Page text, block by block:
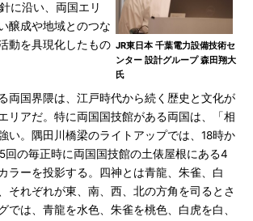
JR東日本 千葉電力設備技術セ
ンター 設計グループ 森田翔大
氏
に沿い、両国エリ
醸成や地域とのつな
動を具現化したもの
両国界隈は、江戸時代から続く歴史と文化が
リアだ。特に両国国技館がある両国は、「相
い。隅田川橋梁のライトアップでは、18時か
回の毎正時に両国国技館の土俵屋根にある4
ラーを投影する。四神とは青龍、朱雀、白
それぞれが東、南、西、北の方角を司るとさ
では、青龍を水色、朱雀を桃色、白虎を白、